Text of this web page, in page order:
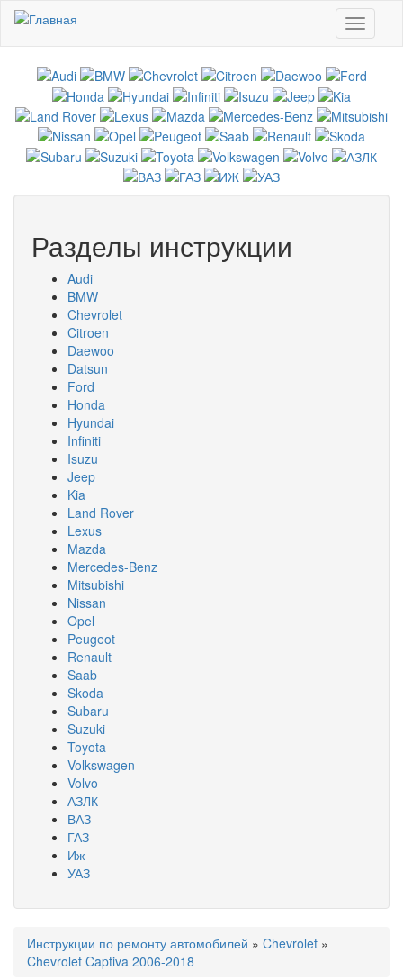
Перейти к основному содержанию
Toggle
Разделы инструкции
Audi
BMW
Chevrolet
Citroen
Daewoo
Datsun
Ford
Honda
Hyundai
Infiniti
Isuzu
Jeep
Kia
Land Rover
Lexus
Mazda
Mercedes-Benz
Mitsubishi
Nissan
Opel
Peugeot
Renault
Saab
Skoda
Subaru
Suzuki
Toyota
Volkswagen
Volvo
АЗЛК
ВАЗ
ГАЗ
Иж
УАЗ
Вы здесь
Инструкции по ремонту автомобилей » Chevrolet »
Chevrolet Captiva 2006-2018